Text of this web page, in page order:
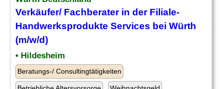
Verkäufer/ Fachberater in der Filiale-
Handwerksprodukte Services bei Würth
(m/w/d)
• Hildesheim
Beratungs-/ Consultingtätigkeiten